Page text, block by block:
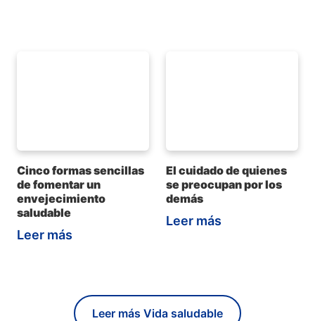
Cinco formas sencillas
de fomentar un
envejecimiento
saludable
Leer más
El cuidado de quienes
se preocupan por los
demás
Leer más
Leer más Vida saludable